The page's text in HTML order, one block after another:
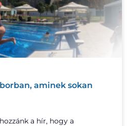
aminek sokan
a hír, hogy a